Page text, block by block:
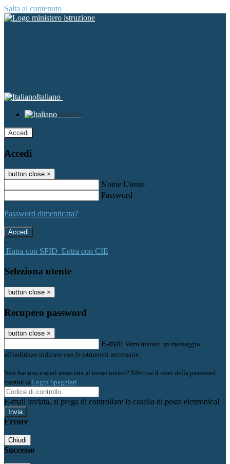
Salta al contenuto
Italiano
Italiano
Accedi
Accedi
button close ×
Nome Utente
Password
Password dimenticata?
-
Entra con SPID Entra con CIE
Seleziona utente
button close ×
Recupero password
button close ×
E-mail Verrà inviato un messaggio
all'indirizzo indicato con le istruzioni necessarie.
Non hai una e-mail associata al nome utente? Effettua il reset della password
tramite la Login Spaggiari
E-mail inviata, si prega di controllare la casella di posta elettronica!
Errore
Chiudi
Successo